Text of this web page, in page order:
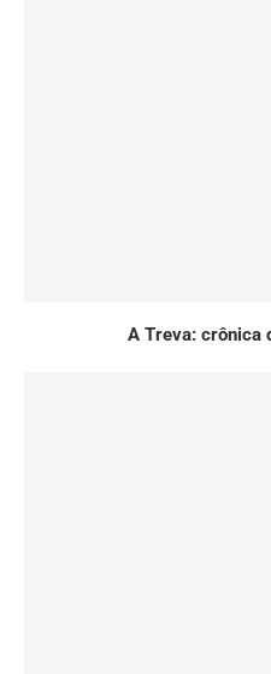
A Treva: crônica